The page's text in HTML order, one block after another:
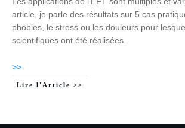
article, je parle des résultats sur 5 cas
phobies, le stress ou les douleurs pour
scientifiques ont été réalisées.
>>
Lire l'Article >>